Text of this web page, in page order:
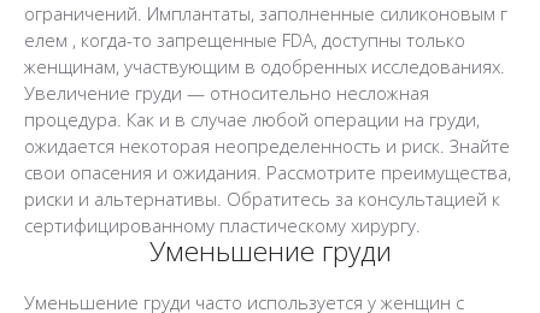
ограничений. Имплантаты, заполненные силиконовым г
елем , когда-то запрещенные FDA, доступны только
женщинам, участвующим в одобренных исследованиях.
Увеличение груди — относительно несложная
процедура. Как и в случае любой операции на груди,
ожидается некоторая неопределенность и риск. Знайте
свои опасения и ожидания. Рассмотрите преимущества,
риски и альтернативы. Обратитесь за консультацией к
сертифицированному пластическому хирургу.
Уменьшение груди
Уменьшение груди часто используется у женщин с